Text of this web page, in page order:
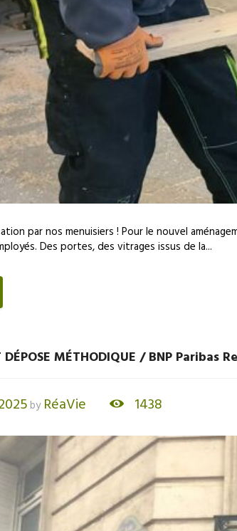
par nos menuisiers ! Pour le nouvel
Des portes, des vitrages issus de la...
DÉPOSE MÉTHODIQUE / BNP Paribas
by RéaVie 1438